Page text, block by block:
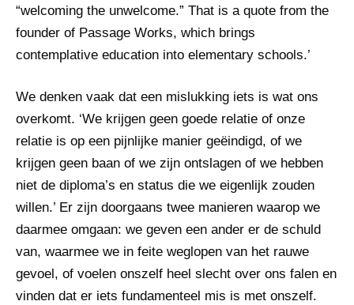
“welcoming the unwelcome.” That is a quote from the
founder of Passage Works, which brings
contemplative education into elementary schools.’
We denken vaak dat een mislukking iets is wat ons
overkomt. ‘We krijgen geen goede relatie of onze
relatie is op een pijnlijke manier geëindigd, of we
krijgen geen baan of we zijn ontslagen of we hebben
niet de diploma’s en status die we eigenlijk zouden
willen.’ Er zijn doorgaans twee manieren waarop we
daarmee omgaan: we geven een ander er de schuld
van, waarmee we in feite weglopen van het rauwe
gevoel, of voelen onszelf heel slecht over ons falen en
vinden dat er iets fundamenteel mis is met onszelf.